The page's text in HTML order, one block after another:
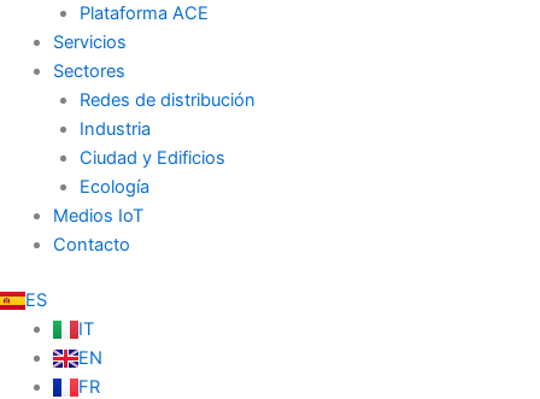
Plataforma ACE
Servicios
Sectores
Redes de distribución
Industria
Ciudad y Edificios
Ecología
Medios IoT
Contacto
ES
IT
EN
FR